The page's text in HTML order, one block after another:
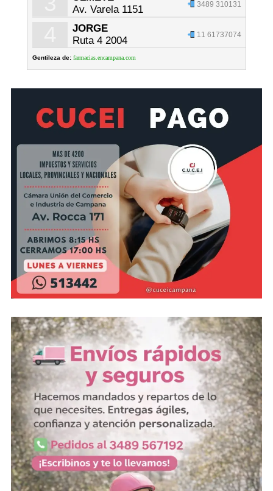
Av. Varela 1151
3489 310131
JORGE
Ruta 4 2004
11 61737074
Gentileza de: farmacias.encampana.com